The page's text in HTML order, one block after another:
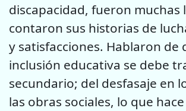
discapacidad, fueron muchas
contaron sus historias de
y satisfacciones. Hablaron de
inclusión educativa se debe
secundario; del desfasaje en
las obras sociales, lo que